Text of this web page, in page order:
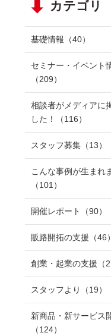
カテゴリ
基礎情報 （40）
セミナー・イベント
（209）
相談者がメディアに
した！
（116）
スタッフ募集 （13）
こんな事例が生まれ
（101）
開催レポート （90）
販路開拓の支援 （46）
創業・起業の支援 （
スタッフより （19）
新商品・新サービス
（124）